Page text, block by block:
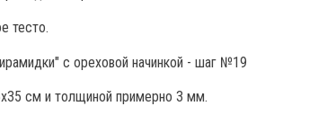
тесто.
см и толщиной примерно 3 мм.